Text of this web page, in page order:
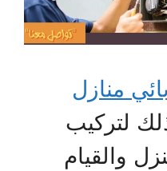
منازل
لتركيب
والقيام